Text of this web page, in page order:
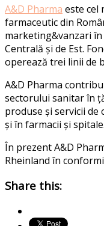
A&D Pharma este cel
farmaceutic din
marketing&vanzari
Centrală și de Est.
operează trei linii de
A&D Pharma
sectorului sanitar în
produse și servicii
și în farmacii și spitale.
În prezent A&D
Rheinland în
Share this: